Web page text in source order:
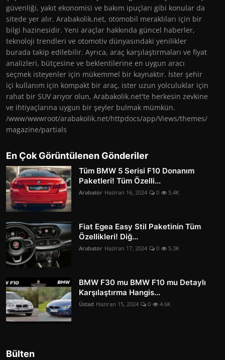
güvenliği, yakıt ekonomisi ve bakım ipuçları gibi konular da
sitede yer alır. Arabakolik.net, otomobil meraklıları için bir
bilgi hazinesidir. Yeni araçlar hakkında güncel haberler,
teknoloji trendleri ve otomotiv dünyasındaki yenilikler
burada takip edilebilir. Ayrıca, araç karşılaştırmaları ve fiyat
analizleri, bütçesine ve beklentilerine en uygun aracı
seçmek isteyenler için mükemmel bir kaynaktır. İster şehir
içi kullanım için kompakt bir araç, ister uzun yolculuklar için
rahat bir SUV arıyor olun, Arabakolik.net'te herkesin zevkine
ve ihtiyaçlarına uygun bir şeyler bulmak mümkün.
/www/wwwroot/arabakolik.net/httpdocs/app/Views/themes/
magazine/partials
En Çok Görüntülenen Gönderiler
Tüm BMW 5 Serisi F10 Donanım
Paketleri! Tüm Özelli...
Arabator Haziran 16, 2024 0 5.4K
Fiat Egea Easy Stil Paketinin Tüm
Özellikleri! Diğ...
Arabator Haziran 17, 2024 0 5.3K
BMW F30 mu BMW F10 mu Detaylı
Karşılaştırma Hangis...
Üstad Haziran 15, 2024 0 4.6K
Bülten